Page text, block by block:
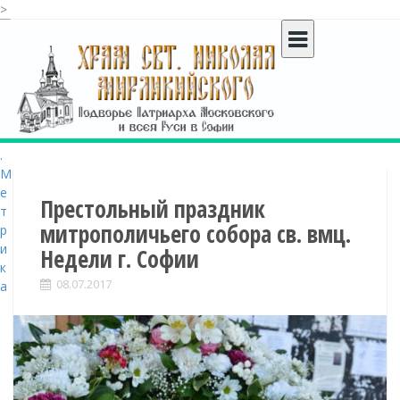
>
c
o
n
t
e
n
t
Престольный праздник
митрополичьего собора св. вмц.
Недели г. Софии
08.07.2017